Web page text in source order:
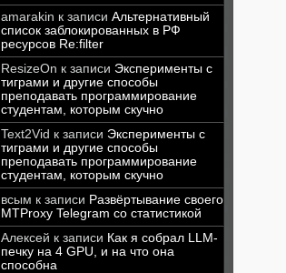
amarakin к записи Альтернативный
список заблокированных в РФ
ресурсов Re:filter
ResizeOn к записи Эксперименты с
тиграми и другие способы
преподавать программирование
студентам, которым скучно
Text2Vid к записи Эксперименты с
тиграми и другие способы
преподавать программирование
студентам, которым скучно
всым к записи Развёртывание своего
MTProxy Telegram со статистикой
Алексей к записи Как я собрал LLM-
печку на 4 GPU, и на что она
способна